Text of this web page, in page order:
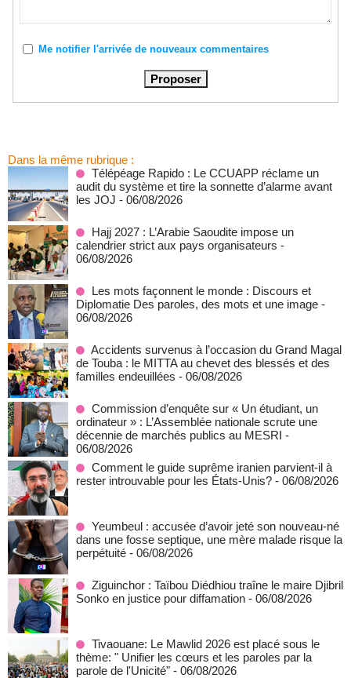
Me notifier l'arrivée de nouveaux commentaires
Dans la même rubrique :
Télépéage Rapido : Le CCUAPP réclame un
audit du système et tire la sonnette d’alarme avant
les JOJ - 06/08/2026
Hajj 2027 : L’Arabie Saoudite impose un
calendrier strict aux pays organisateurs -
06/08/2026
Les mots façonnent le monde : Discours et
Diplomatie Des paroles, des mots et une image -
06/08/2026
Accidents survenus à l’occasion du Grand Magal
de Touba : le MITTA au chevet des blessés et des
familles endeuillées - 06/08/2026
Commission d’enquête sur « Un étudiant, un
ordinateur » : L’Assemblée nationale scrute une
décennie de marchés publics au MESRI -
06/08/2026
Comment le guide suprême iranien parvient-il à
rester introuvable pour les États-Unis? - 06/08/2026
Yeumbeul : accusée d’avoir jeté son nouveau-né
dans une fosse septique, une mère malade risque la
perpétuité - 06/08/2026
Ziguinchor : Taïbou Diédhiou traîne le maire Djibril
Sonko en justice pour diffamation - 06/08/2026
Tivaouane: Le Mawlid 2026 est placé sous le
thème: " Unifier les cœurs et les paroles par la
parole de l'Unicité" - 06/08/2026